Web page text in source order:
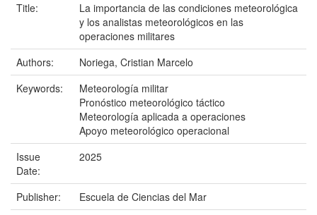
Title:
La importancia de las condiciones meteorológica
y los analistas meteorológicos en las
operaciones militares
Authors:
Noriega, Cristian Marcelo
Keywords:
Meteorología militar
Pronóstico meteorológico táctico
Meteorología aplicada a operaciones
Apoyo meteorológico operacional
Issue
Date:
2025
Publisher:
Escuela de Ciencias del Mar